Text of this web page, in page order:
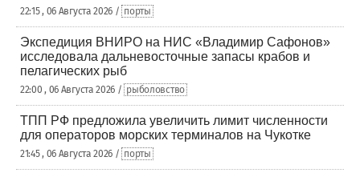
22:15 , 06 Августа 2026 / порты
Экспедиция ВНИРО на НИС «Владимир Сафонов»
исследовала дальневосточные запасы крабов и
пелагических рыб
22:00 , 06 Августа 2026 / рыболовство
ТПП РФ предложила увеличить лимит численности
для операторов морских терминалов на Чукотке
21:45 , 06 Августа 2026 / порты